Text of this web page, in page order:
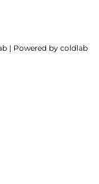
| Powered by coldlab